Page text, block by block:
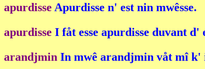
apurdisse Apurdisse n' est nin mwêsse.
apurdisse I fåt esse apurdisse duvant d'
arandjmin In mwê arandjmin våt mî k'